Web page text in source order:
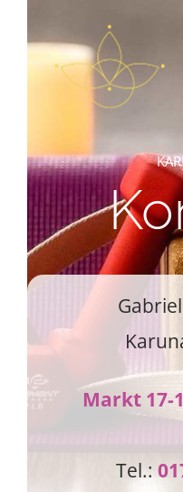
Markt 17-
Tel.: